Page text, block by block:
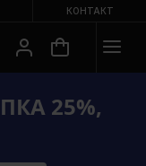
КОНТАКТ
25%,